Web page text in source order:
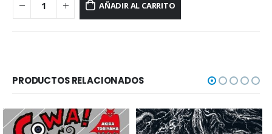
AÑADIR AL CARRITO
PRODUCTOS RELACIONADOS